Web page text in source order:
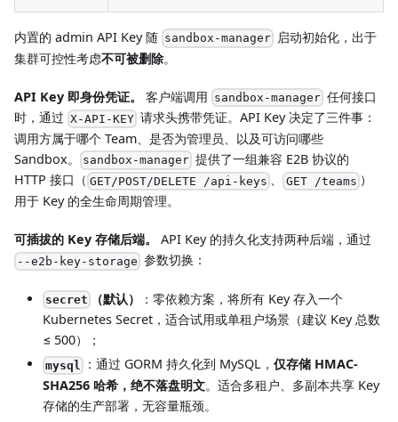
内置的 admin API Key 随 sandbox-manager 启动初始化，出于
集群可控性考虑不可被删除。
API Key 即身份凭证。 客户端调用 sandbox-manager 任何接口
时，通过 X-API-KEY 请求头携带凭证。API Key 决定了三件事：
调用方属于哪个 Team、是否为管理员、以及可访问哪些
Sandbox。
sandbox-manager 提供了一组兼容 E2B 协议的
HTTP 接口（ GET/POST/DELETE /api-keys 、 GET /teams ）
用于 Key 的全生命周期管理。
可插拔的 Key 存储后端。 API Key 的持久化支持两种后端，通过
--e2b-key-storage 参数切换：
secret （默认）
：零依赖方案，将所有 Key 存入一个
Kubernetes Secret，适合试用或单租户场景（建议 Key 总数
≤ 500）；
mysql ：通过 GORM 持久化到 MySQL，仅存储 HMAC-
SHA256 哈希，绝不落盘明文。适合多租户、多副本共享 Key
存储的生产部署，无容量瓶颈。